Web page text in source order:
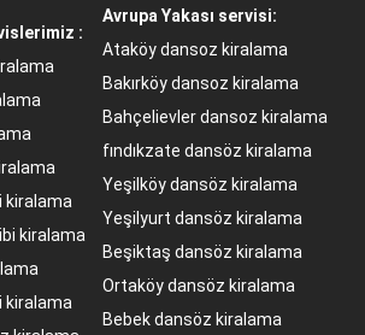
:
kiralama
kiralama
kiralama
Avrupa Yakası servisi:
Ataköy dansoz kiralama
Bakırköy dansoz kiralama
Bahçelievler dansoz kiralama
fındıkzate dansöz kiralama
Yeşilköy dansöz kiralama
Yeşilyurt dansöz kiralama
Beşiktaş dansöz kiralama
Ortaköy dansöz kiralama
Bebek dansöz kiralama